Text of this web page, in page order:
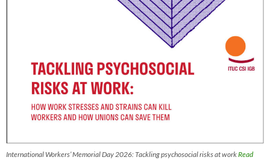
International Workers’ Memorial Day 2026: Tackling psychosocial risks at workRead